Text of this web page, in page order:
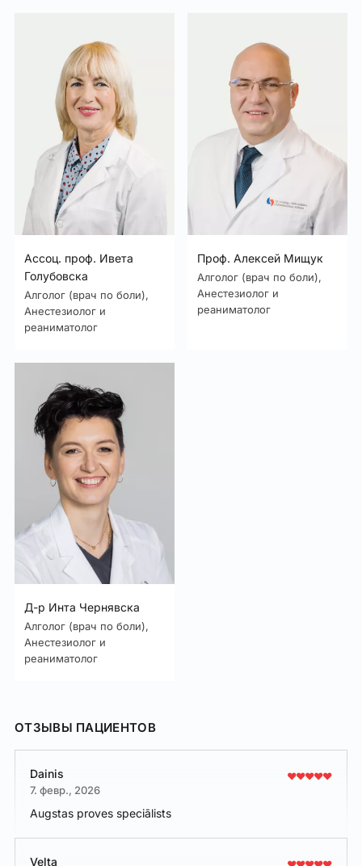
Ассоц. проф. Ивета
Голубовска
Алголог (врач по боли),
Анестезиолог и
реаниматолог
Проф. Алексей Мищук
Алголог (врач по боли),
Анестезиолог и
реаниматолог
Д-р Инта Чернявска
Алголог (врач по боли),
Анестезиолог и
реаниматолог
ОТЗЫВЫ ПАЦИЕНТОВ
Dainis
7. февр., 2026
Augstas proves speciālists
Velta